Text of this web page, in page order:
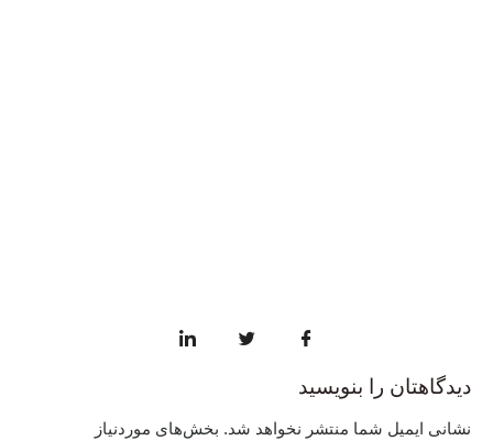
دیدگاهتان را بنویسید
نشانی ایمیل شما منتشر نخواهد شد. بخش‌های موردنیاز